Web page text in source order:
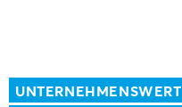
UNTERNEHMENSWERT